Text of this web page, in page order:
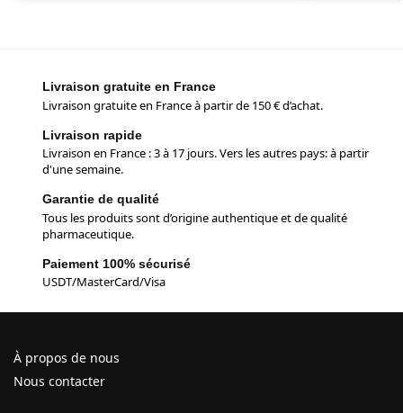
Livraison gratuite en France
Livraison gratuite en France à partir de 150 € d’achat.
Livraison rapide
Livraison en France : 3 à 17 jours. Vers les autres pays: à partir
d'une semaine.
Garantie de qualité
Tous les produits sont d’origine authentique et de qualité
pharmaceutique.
Paiement 100% sécurisé
USDT/MasterCard/Visa
À propos de nous
Nous contacter